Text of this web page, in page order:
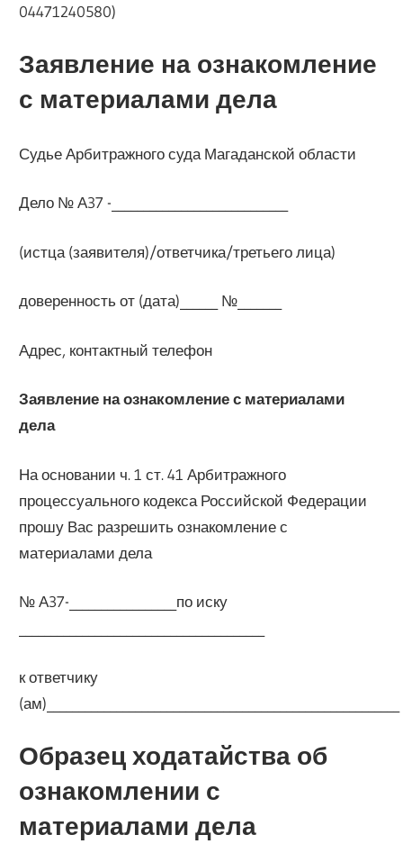
04471240580)
Заявление на ознакомление
с материалами дела
Судье Арбитражного суда Магаданской области
Дело № А37 -____________________________
(истца (заявителя)/ответчика/третьего лица)
доверенность от (дата)______ №_______
Адрес, контактный телефон
Заявление на ознакомление с материалами
дела
На основании ч. 1 ст. 41 Арбитражного
процессуального кодекса Российской Федерации
прошу Вас разрешить ознакомление с
материалами дела
№ А37-_________________по иску
к ответчику
(ам)________________________________________________________
Образец ходатайства об
ознакомлении с
материалами дела